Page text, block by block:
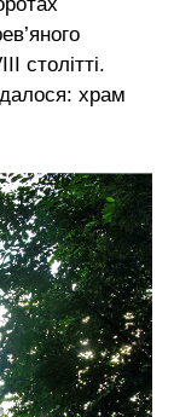
столітті.
храм